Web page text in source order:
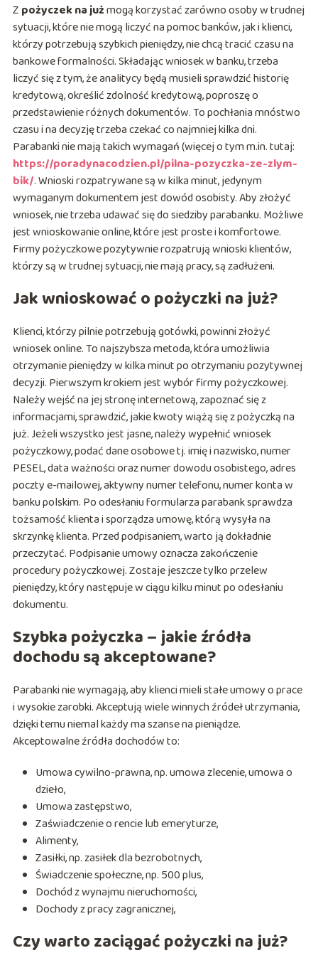
Z pożyczek na jużmogą korzystać zarówno osoby w trudnej
sytuacji, które nie mogą liczyć na pomoc banków, jak i klienci,
którzy potrzebują szybkich pieniędzy, nie chcą tracić czasu na
bankowe formalności. Składając wniosek w banku, trzeba
liczyć się z tym, że analitycy będą musieli sprawdzić historię
kredytową, określić zdolność kredytową, poproszę o
przedstawienie różnych dokumentów. To pochłania mnóstwo
czasu i na decyzję trzeba czekać co najmniej kilka dni.
Parabanki nie mają takich wymagań (więcej o tym m.in. tutaj:
https://poradynacodzien.pl/pilna-pozyczka-ze-zlym-
bik/. Wnioski rozpatrywane są w kilka minut, jedynym
wymaganym dokumentem jest dowód osobisty. Aby złożyć
wniosek, nie trzeba udawać się do siedziby parabanku. Możliwe
jest wnioskowanie online, które jest proste i komfortowe.
Firmy pożyczkowe pozytywnie rozpatrują wnioski klientów,
którzy są w trudnej sytuacji, nie mają pracy, są zadłużeni.
Jak wnioskować o pożyczki na już?
Klienci, którzy pilnie potrzebują gotówki, powinni złożyć
wniosek online. To najszybsza metoda, która umożliwia
otrzymanie pieniędzy w kilka minut po otrzymaniu pozytywnej
decyzji. Pierwszym krokiem jest wybór firmy pożyczkowej.
Należy wejść na jej stronę internetową, zapoznać się z
informacjami, sprawdzić, jakie kwoty wiążą się z pożyczką na
już. Jeżeli wszystko jest jasne, należy wypełnić wniosek
pożyczkowy, podać dane osobowe tj. imię i nazwisko, numer
PESEL, data ważności oraz numer dowodu osobistego, adres
poczty e-mailowej, aktywny numer telefonu, numer konta w
banku polskim. Po odesłaniu formularza parabank sprawdza
tożsamość klienta i sporządza umowę, którą wysyła na
skrzynkę klienta. Przed podpisaniem, warto ją dokładnie
przeczytać. Podpisanie umowy oznacza zakończenie
procedury pożyczkowej. Zostaje jeszcze tylko przelew
pieniędzy, który następuje w ciągu kilku minut po odesłaniu
dokumentu.
Szybka pożyczka – jakie źródła
dochodu są akceptowane?
Parabanki nie wymagają, aby klienci mieli stałe umowy o prace
i wysokie zarobki. Akceptują wiele winnych źródeł utrzymania,
dzięki temu niemal każdy ma szanse na pieniądze.
Akceptowalne źródła dochodów to:
Umowa cywilno-prawna, np. umowa zlecenie, umowa o
dzieło,
Umowa zastępstwo,
Zaświadczenie o rencie lub emeryturze,
Alimenty,
Zasiłki, np. zasiłek dla bezrobotnych,
Świadczenie społeczne, np. 500 plus,
Dochód z wynajmu nieruchomości,
Dochody z pracy zagranicznej,
Czy warto zaciągać pożyczki na już?